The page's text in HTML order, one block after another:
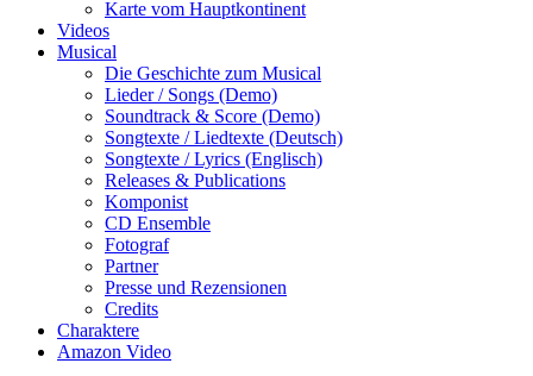
Karte vom Hauptkontinent
Videos
Musical
Die Geschichte zum Musical
Lieder / Songs (Demo)
Soundtrack & Score (Demo)
Songtexte / Liedtexte (Deutsch)
Songtexte / Lyrics (Englisch)
Releases & Publications
Komponist
CD Ensemble
Fotograf
Partner
Presse und Rezensionen
Credits
Charaktere
Amazon Video